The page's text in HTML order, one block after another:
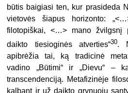
būtis baigiasi ten, kur prasideda
vietovės šiapus horizonto:
filotopiškai, <…> mano žvilgsnį
daikto tiesioginės atverties“30.
apibrėžia tai, ką tradicinė
vadino „Būtimi“ ir „Dievu“ –
transcendenciją. Metafizinėje
kalbant ir už daikto grynuoju